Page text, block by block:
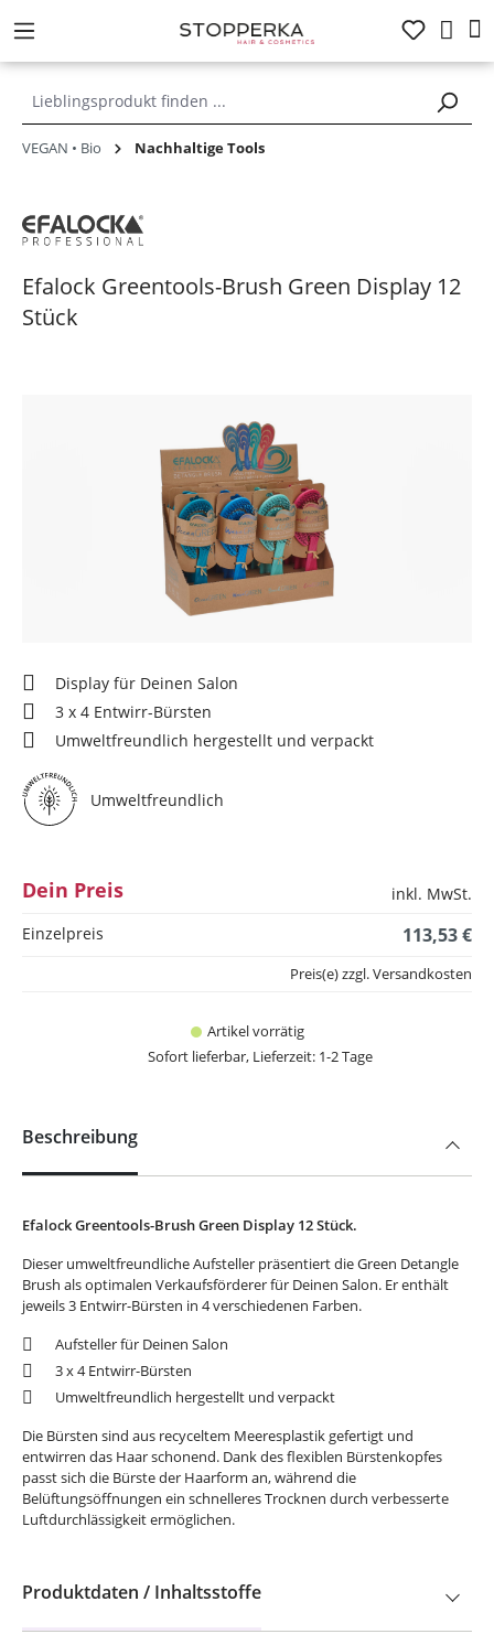
springen
VEGAN • Bio Nachhaltige Tools
Efalock Greentools-Brush Green Display 12
Stück
Display für Deinen Salon
3 x 4 Entwirr-Bürsten
Umweltfreundlich hergestellt und verpackt
Umweltfreundlich
Dein Preis
inkl. MwSt.
Einzelpreis
113,53 €
Artikel vorrätig
Sofort lieferbar, Lieferzeit: 1-2 Tage
Preis(e) zzgl. Versandkosten
Beschreibung
Efalock Greentools-Brush Green Display 12 Stück.
Dieser umweltfreundliche Aufsteller präsentiert die Green Detangle
Brush als optimalen Verkaufsförderer für Deinen Salon. Er enthält
jeweils 3 Entwirr-Bürsten in 4 verschiedenen Farben.
Aufsteller für Deinen Salon
3 x 4 Entwirr-Bürsten
Umweltfreundlich hergestellt und verpackt
Die Bürsten sind aus recyceltem Meeresplastik gefertigt und
entwirren das Haar schonend. Dank des flexiblen Bürstenkopfes
passt sich die Bürste der Haarform an, während die
Belüftungsöffnungen ein schnelleres Trocknen durch verbesserte
Luftdurchlässigkeit ermöglichen.
Produktdaten / Inhaltsstoffe